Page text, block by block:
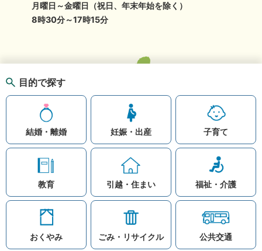
目的で探す
結婚・離婚 妊娠・出産 子育て
教育 引越・住まい 福祉・介護
おくやみ ごみ・リサイクル 公共交通
月曜日～金曜日（祝日、年末年始を除く）
8時30分～17時15分